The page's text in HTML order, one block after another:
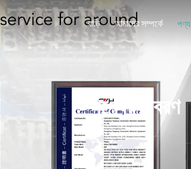
বাড়ি আমাদের সম্পর্কে পণ্য
পণ্যের বিবরণ